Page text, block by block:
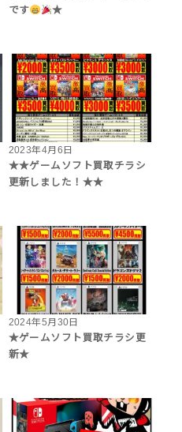
です
★
2023年4月6日
★★ゲームソフト買取チラシ
更新しました！★★
2024年5月30日
★ゲームソフト買取チラシ更
新★